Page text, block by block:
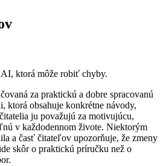
ktorá môže robiť chyby.
za praktickú a dobre spracovanú
ktorá obsahuje konkrétne návody,
ju považujú za motivujúcu,
v každodennom živote. Niektorým
a časť čitateľov upozorňuje, že zmeny
skôr o praktickú príručku než o